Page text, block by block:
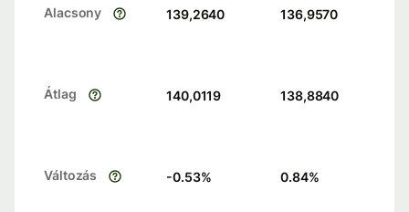
Alacsony 139,2640 136,9570
Átlag 140,0119 138,8840
Változás -0.53% 0.84%